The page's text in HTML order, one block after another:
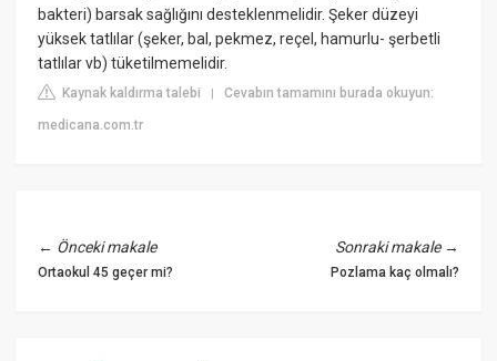
bakteri) barsak sağlığını desteklenmelidir. Şeker düzeyi
yüksek tatlılar (şeker, bal, pekmez, reçel, hamurlu- şerbetli
tatlılar vb) tüketilmemelidir.
Kaynak kaldırma talebi |Cevabın tamamını burada okuyun:
medicana.com.tr
← Önceki makale
Ortaokul 45 geçer mi?
Sonraki makale→
Pozlama kaç olmalı?